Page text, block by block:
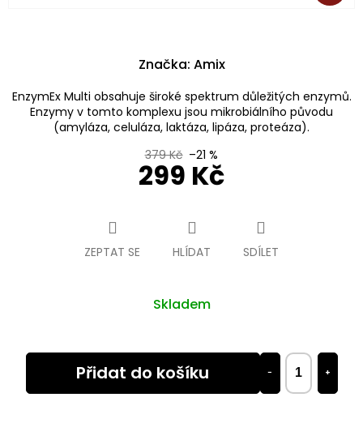
379 Kč –21 %
299 Kč
Skladem
+
−
Přidat do košíku
EnzymEx Multi obsahuje široké spektrum důležitých enzymů.
Enzymy v tomto komplexu jsou mikrobiálního původu
(amyláza, celuláza, laktáza, lipáza, proteáza).
ZEPTAT SE HLÍDAT SDÍLET
Značka: Amix